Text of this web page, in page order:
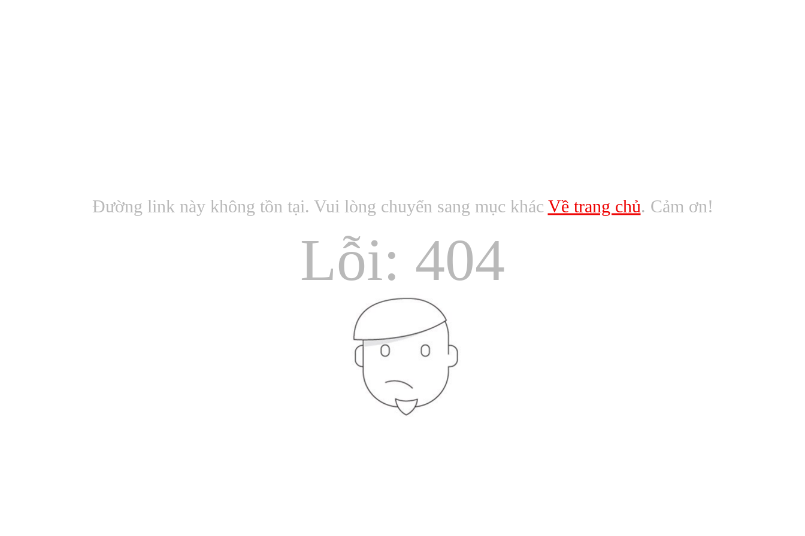
Đường link này không tồn tại. Vui lòng chuyển sang mục khác Về trang chủ. Cảm ơn!
Lỗi: 404